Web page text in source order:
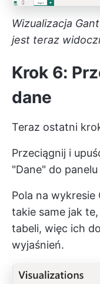
Wizualizacja
jest teraz
Krok 6:
dane
Teraz ostatni
Przeciągnij i
"Dane" do
Pola na wykresie
takie same jak
tabeli, więc ich
wyjaśnień.